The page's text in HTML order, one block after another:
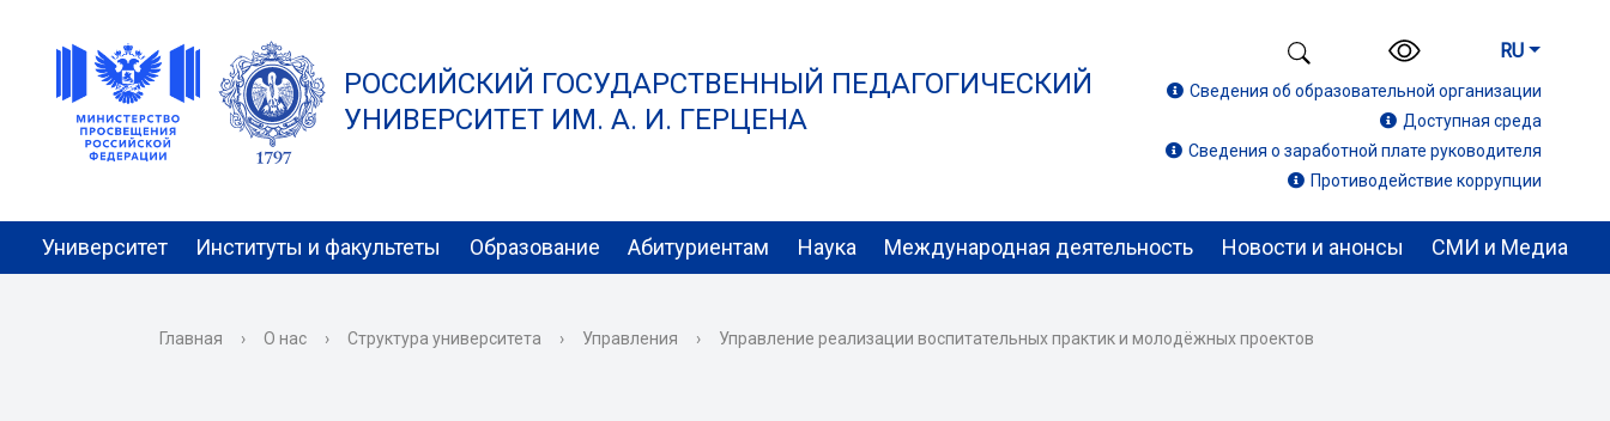
РОССИЙСКИЙ ГОСУДАРСТВЕННЫЙ ПЕДАГОГИЧЕСКИЙ
УНИВЕРСИТЕТ ИМ. А. И. ГЕРЦЕНА
RU
Сведения об образовательной организации
Доступная среда
Сведения о заработной плате руководителя
Противодействие коррупции
Университет Институты и факультеты Образование Абитуриентам Наука Международная деятельность Новости и анонсы СМИ и Медиа
Главная › О нас › Структура университета › Управления › Управление реализации воспитательных практик и молодёжных проектов